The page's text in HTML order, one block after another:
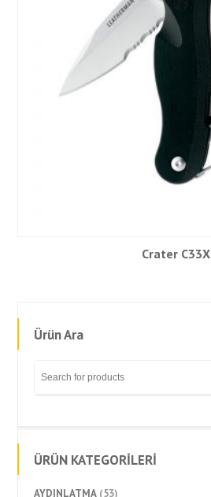
Crater C33X
Ürün Ara
ÜRÜN KATEGORİLERİ
AYDINLATMA (53)